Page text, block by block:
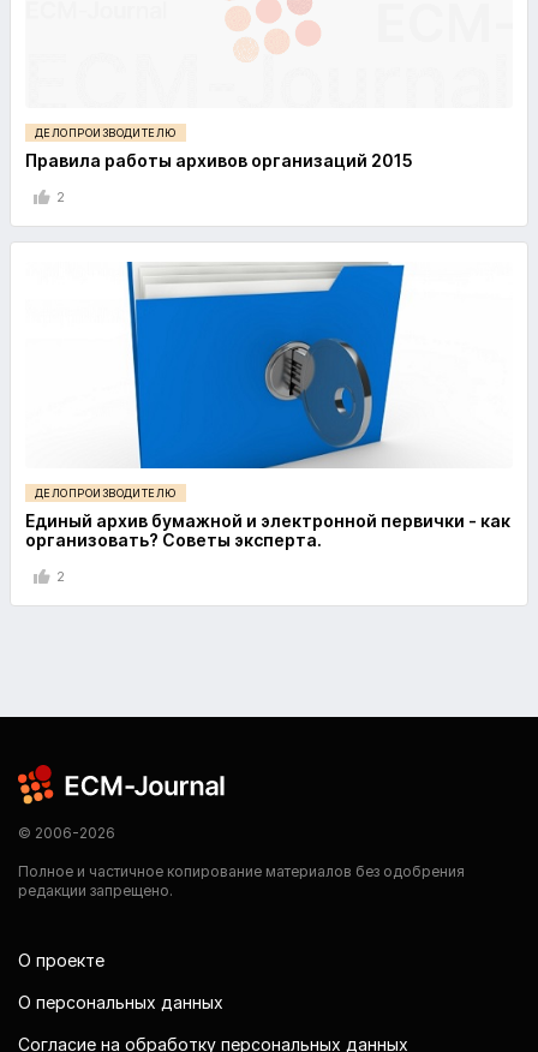
ДЕЛОПРОИЗВОДИТЕЛЮ
Правила работы архивов организаций 2015
2
ДЕЛОПРОИЗВОДИТЕЛЮ
Единый архив бумажной и электронной первички - как
организовать? Советы эксперта.
2
© 2006-2026
Полное и частичное копирование материалов без одобрения
редакции запрещено.
О проекте
О персональных данных
Согласие на обработку персональных данных